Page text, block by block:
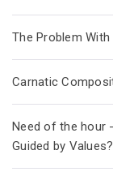
The Problem
Carnatic
Need of the hour
Guided by Values?